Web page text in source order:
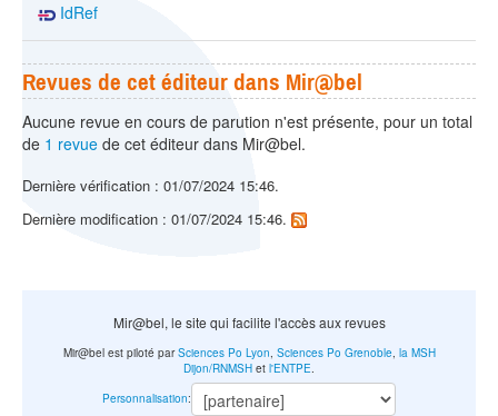
IdRef
Revues de cet éditeur dans Mir@bel
Aucune revue en cours de parution n'est présente, pour un total
de 1 revue de cet éditeur dans Mir@bel.
Dernière vérification : 01/07/2024 15:46.
Dernière modification : 01/07/2024 15:46.
Mir@bel, le site qui facilite l'accès aux revues
Mir@bel est piloté parSciences Po Lyon, Sciences Po Grenoble, la MSH
Dijon/RNMSH et l'ENTPE.
Personnalisation: